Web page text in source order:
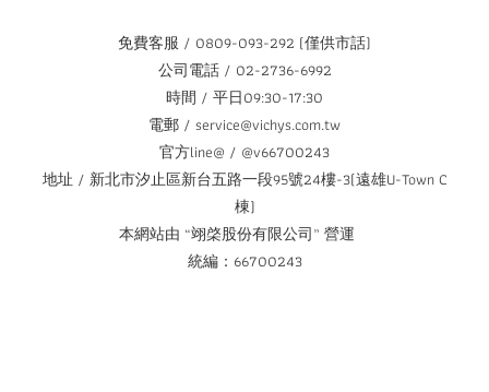
免費客服 / 0809-093-292 (僅供市話)
公司電話 / 02-2736-6992
時間 / 平日09:30-17:30
電郵 / service@vichys.com.tw
官方line@ / @v66700243
地址 / 新北市汐止區新台五路一段95號24樓-3(遠雄U-Town C
棟)
本網站由 “翊棨股份有限公司” 營運
統編：66700243